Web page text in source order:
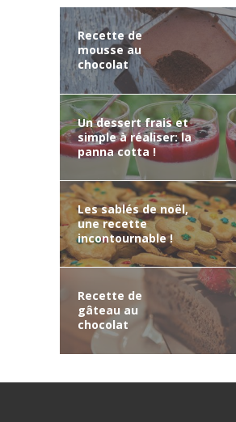
Recette de
mousse au
chocolat
Un dessert frais et
simple à réaliser: la
panna cotta !
Les sablés de noël,
une recette
incontournable !
Recette de
gâteau au
chocolat